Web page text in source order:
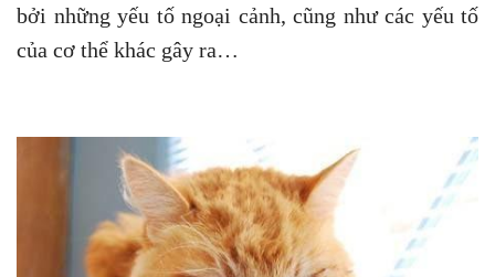
bởi những yếu tố ngoại cảnh, cũng như các yếu tố
của cơ thể khác gây ra…